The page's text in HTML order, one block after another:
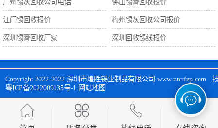
广州锡灰回收公司电话 佛山锡膏回收报价
江门锡回收报价 梅州锡灰回收公司报价
深圳锡膏回收厂家 深圳回收锡线报价
Copyright 2022-2022 深圳市煌胜锡业制品有限公司 www.ntcrfzp.com
粤ICP备2022009135号-1 网站地图